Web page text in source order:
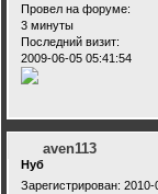
Провел на форуме:
3 минуты
Последний визит:
2009-06-05 05:41:54
aven113
Нуб
Зарегистрирован: 2010-